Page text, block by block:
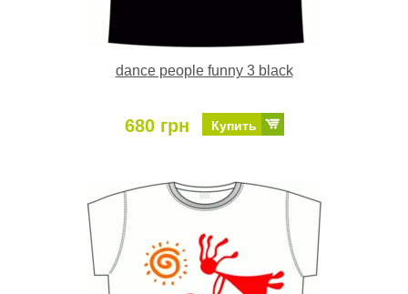
dance people funny 3 black
680 грн Купить